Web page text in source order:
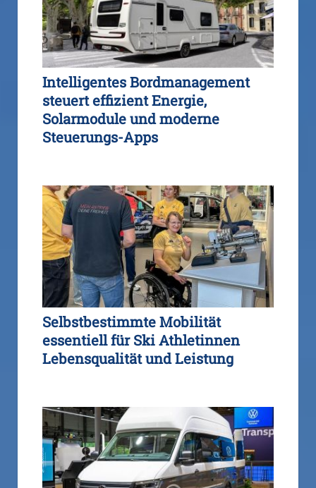
Intelligentes Bordmanagement
steuert effizient Energie,
Solarmodule und moderne
Steuerungs-Apps
Selbstbestimmte Mobilität
essentiell für Ski Athletinnen
Lebensqualität und Leistung